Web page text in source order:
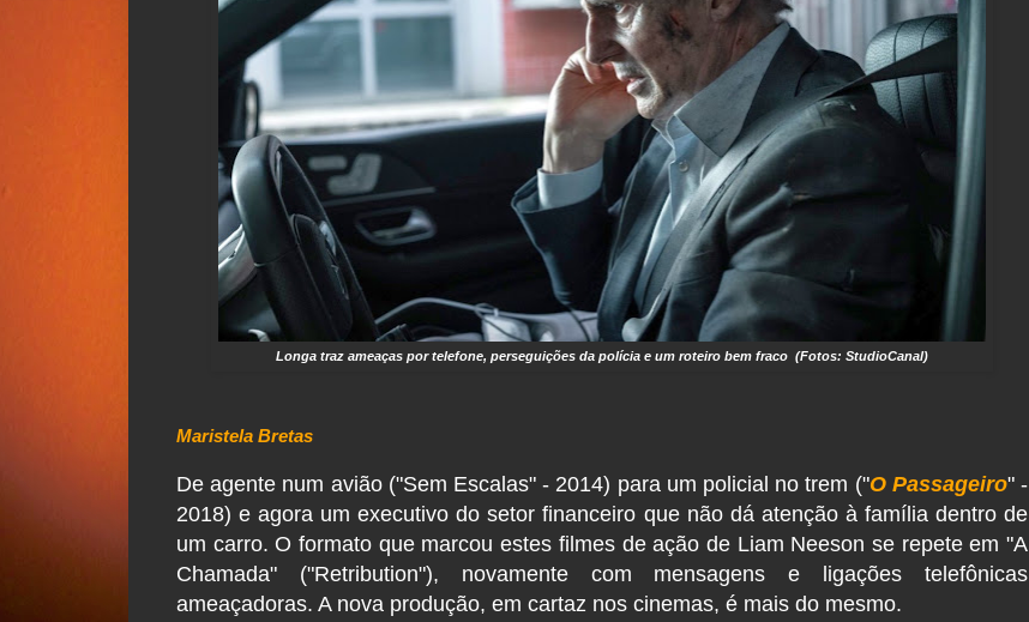
Longa traz ameaças por telefone, perseguições da polícia e um roteiro bem fraco (Fotos: StudioCanal)
Maristela Bretas
De agente num avião ("Sem Escalas" - 2014) para um policial no trem ("O Passageiro" -
2018) e agora um executivo do setor financeiro que não dá atenção à família dentro de
um carro. O formato que marcou estes filmes de ação de Liam Neeson se repete em "A
Chamada" ("Retribution"), novamente com mensagens e ligações telefônicas
ameaçadoras. A nova produção, em cartaz nos cinemas, é mais do mesmo.